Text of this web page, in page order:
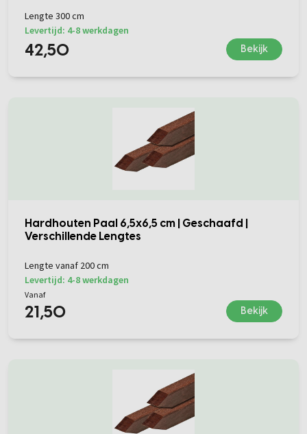
Lengte 300 cm
Levertijd: 4-8 werkdagen
42,50 Bekijk
Hardhouten Paal 6,5x6,5 cm | Geschaafd |
Verschillende Lengtes
Lengte vanaf 200 cm
Levertijd: 4-8 werkdagen
Vanaf
21,50 Bekijk